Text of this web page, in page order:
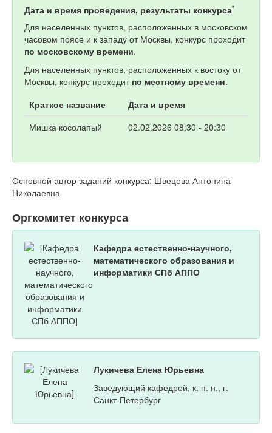
Дата и время проведения, результаты конкурса*
Для населенных пунктов, расположенных в московском
часовом поясе и к западу от Москвы, конкурс проходит
по московскому времени.
Для населенных пунктов, расположенных к востоку от
Москвы, конкурс проходит по местному времени.
Краткое название
Дата и время
Мишка косолапый
02.02.2026 08:30 - 20:30
Основной автор заданий конкурса: Швецова Антонина
Николаевна
Оргкомитет конкурса
Кафедра естественно-научного,
математического образования и
информатики СПб АППО
Лукичева Елена Юрьевна
Заведующий кафедрой, к. п. н., г.
Санкт-Петербург